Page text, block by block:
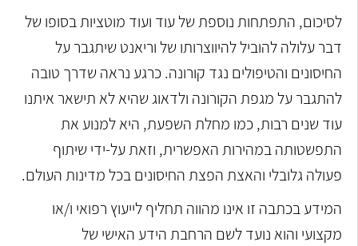
לסיכום, התפתחות נוספת של עוד ועוד מוטציות בסופו של
דבר עלולה להוביל להיווצרותו של וריאנט שיתגבר על
החיסונים והטיפולים נגד קורונה. כרגע נראה שדרך טובה
להתגבר על מגפת הקורונה ולדאוג שהיא לא תישאר איתנו
עוד שנים רבות, כמו מחלת השפעת, היא למנוע את
התפשטותה במהירות האפשרית, וזאת על-ידי שיתוף
פעולה גלובלי והאצת הפצת החיסונים בכל מדינות העולם.
המידע בכתבה זו אינו מהווה תחליף לייעוץ רפואי ו/או
מקצועי והוא נועד לשם הרחבת הידע האישי של